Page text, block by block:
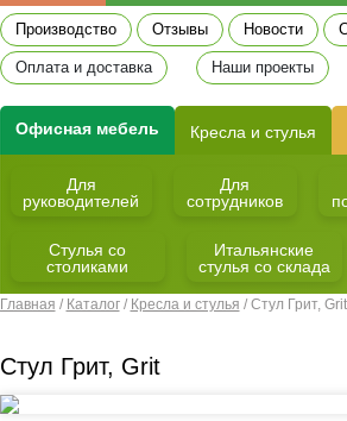
Производство Отзывы Новости
Оплата и доставка Наши проекты
Офиcная мебель Кресла и стулья
Для
руководителей
Для
сотрудников
Cтулья со
столиками
Итальянские
стулья со склада
Главная / Каталог/ Кресла и стулья / Стул Грит, Grit
Стул Грит, Grit